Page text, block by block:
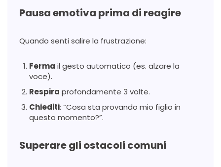
Pausa emotiva prima di reagire
Quando senti salire la frustrazione:
Ferma il gesto automatico (es. alzare la
voce).
Respira profondamente 3 volte.
Chiediti: “Cosa sta provando mio figlio in
questo momento?”.
Superare gli ostacoli comuni